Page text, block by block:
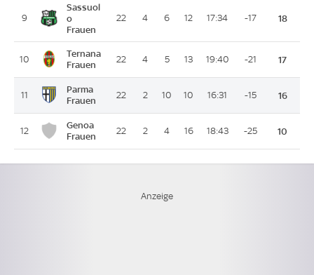
9
Sassuol
o
Frauen
22 4 6 12 17:34 -17 18
10
Ternana
Frauen
22 4 5 13 19:40 -21 17
11
Parma
Frauen
22 2 10 10 16:31 -15 16
12
Genoa
Frauen
22 2 4 16 18:43 -25 10